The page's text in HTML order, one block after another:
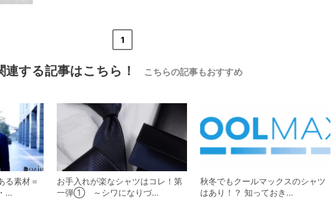
1
連する記事はこちら！ こちらの記事もおすすめ
る素材＝
…
お手入れが楽なシャツはコレ！第
一弾① ～シワになりづ…
秋冬でもクールマックスのシャツ
はあり！？ 知っておき…
ン120番手双糸・イージーケア・ブロー
ド・ワイドカラー・ホリゾンタルカラ
ー・レギュラーカラー・スナップダウ
ン・ボタンダウン・ポケッ
価格7,700円(税込)